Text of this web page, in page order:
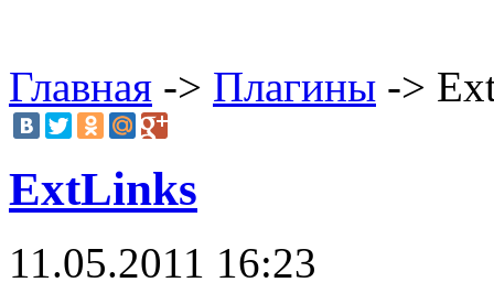
Главная -> Плагины ->
ExtLinks
11.05.2011 16:23